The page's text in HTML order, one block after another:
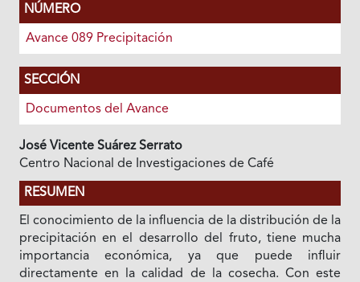
NÚMERO
Avance 089 Precipitación
SECCIÓN
Documentos del Avance
José Vicente Suárez Serrato
Centro Nacional de Investigaciones de Café
RESUMEN
El conocimiento de la influencia de la distribución de la
precipitación en el desarrollo del fruto, tiene mucha
importancia económica, ya que puede influir
directamente en la calidad de la cosecha. Con este